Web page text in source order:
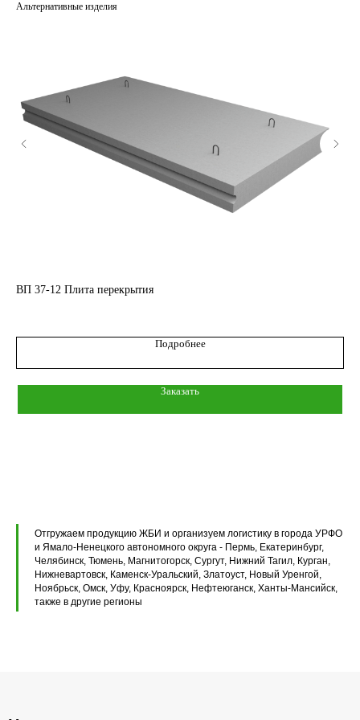
Альтернативные изделия
ВП 37-12 Плита перекрытия
Подробнее
Заказать
Отгружаем продукцию ЖБИ и организуем логистику в города УРФО
и Ямало-Ненецкого автономного округа - Пермь, Екатеринбург,
Челябинск, Тюмень, Магнитогорск, Сургут, Нижний Тагил, Курган,
Нижневартовск, Каменск-Уральский, Златоуст, Новый Уренгой,
Ноябрьск, Омск, Уфу, Красноярск, Нефтеюганск, Ханты-Мансийск,
также в другие регионы
Плиты перекрытия ПБ
Плиты перекрытия ПТ